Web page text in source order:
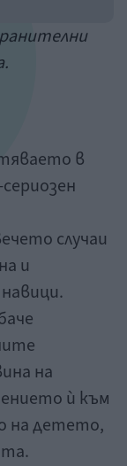
в
случаи
и
на
ѝ към
на детето,